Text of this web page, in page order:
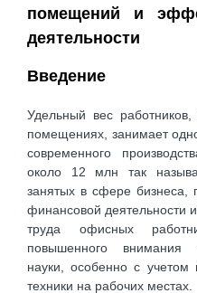
помещений и
деятельности
Введение
Удельный вес
помещениях, занимает
современного
около 12 млн так
занятых в сфере бизнеса,
финансовой деятельности
труда офисных
повышенного внимания
науки, особенно с учетом
техники на рабочих местах.